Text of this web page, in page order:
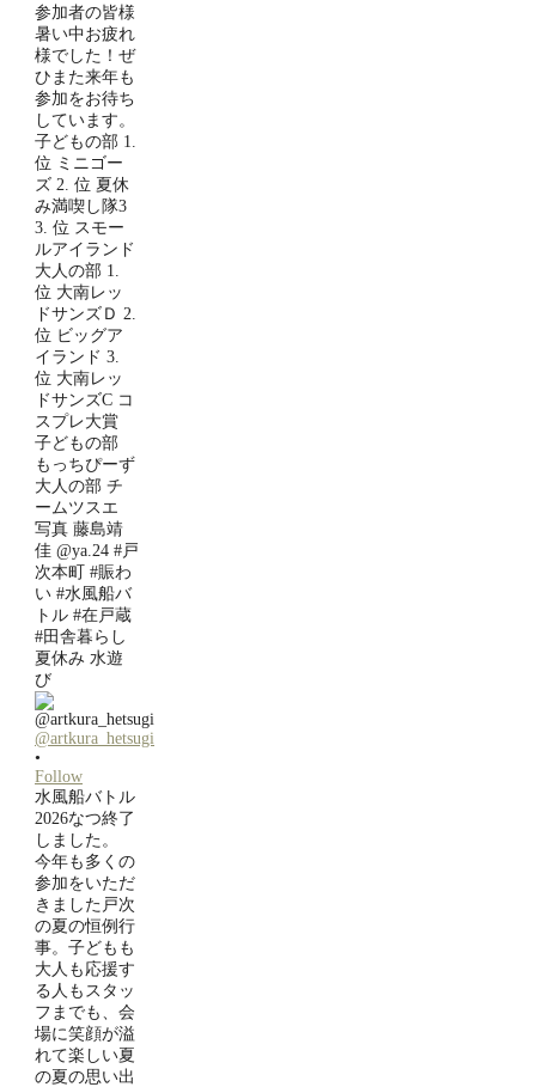
@artkura_hetsugi
•
Follow
水風船バトル
2026なつ終了
しました。
今年も多くの
参加をいただ
きました戸次
の夏の恒例行
事。子どもも
大人も応援す
る人もスタッ
フまでも、会
場に笑顔が溢
れて楽しい夏
の夏の思い出